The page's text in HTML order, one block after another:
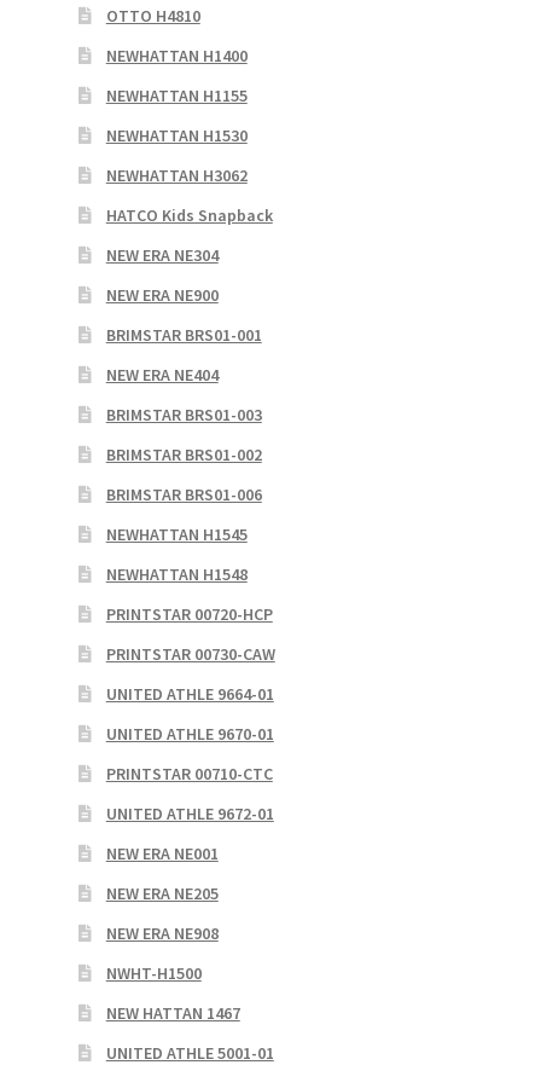
OTTO H4810
NEWHATTAN H1400
NEWHATTAN H1155
NEWHATTAN H1530
NEWHATTAN H3062
HATCO Kids Snapback
NEW ERA NE304
NEW ERA NE900
BRIMSTAR BRS01-001
NEW ERA NE404
BRIMSTAR BRS01-003
BRIMSTAR BRS01-002
BRIMSTAR BRS01-006
NEWHATTAN H1545
NEWHATTAN H1548
PRINTSTAR 00720-HCP
PRINTSTAR 00730-CAW
UNITED ATHLE 9664-01
UNITED ATHLE 9670-01
PRINTSTAR 00710-CTC
UNITED ATHLE 9672-01
NEW ERA NE001
NEW ERA NE205
NEW ERA NE908
NWHT-H1500
NEW HATTAN 1467
UNITED ATHLE 5001-01